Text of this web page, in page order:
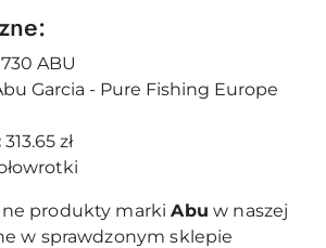
ABU
Garcia - Pure Fishing Europe
313.65 zł
produkty markiAbu w naszej
w sprawdzonym sklepie